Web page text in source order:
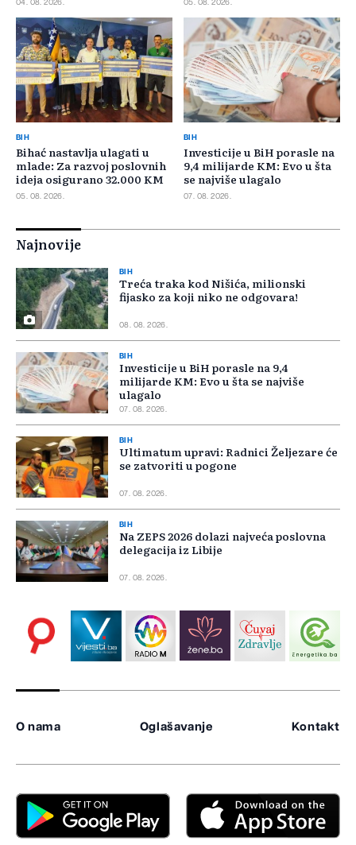
04. 08. 2026. 05. 08. 2026.
BIH
Bihać nastavlja ulagati u
mlade: Za razvoj poslovnih
ideja osigurano 32.000 KM
05. 08. 2026.
BIH
Investicije u BiH porasle na
9,4 milijarde KM: Evo u šta
se najviše ulagalo
07. 08. 2026.
Najnovije
BIH
Treća traka kod Nišića, milionski
fijasko za koji niko ne odgovara!
08. 08. 2026.
BIH
Investicije u BiH porasle na 9,4
milijarde KM: Evo u šta se najviše
ulagalo
07. 08. 2026.
BIH
Ultimatum upravi: Radnici Željezare će
se zatvoriti u pogone
07. 08. 2026.
BIH
Na ZEPS 2026 dolazi najveća poslovna
delegacija iz Libije
07. 08. 2026.
O nama Oglašavanje Kontakt